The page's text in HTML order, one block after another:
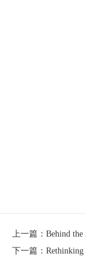
上一篇：Behind the
下一篇：Rethinking